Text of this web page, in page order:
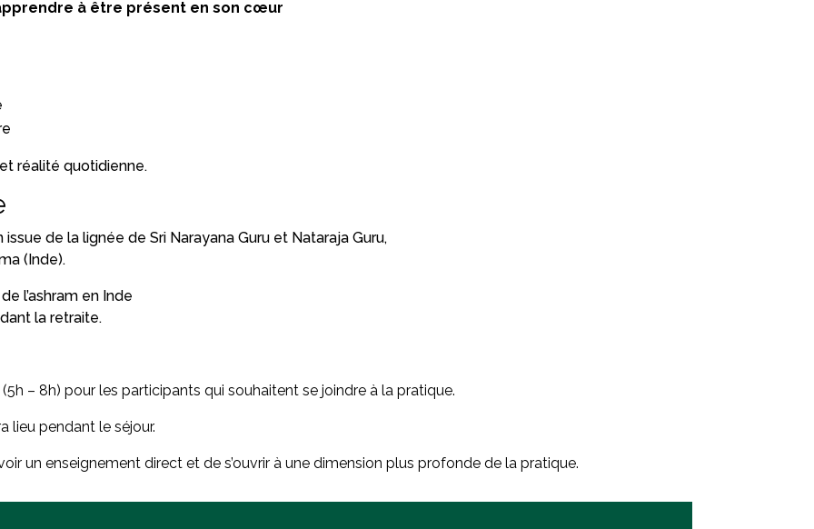
à être présent en son cœur
réalité quotidienne.
de la lignée de Sri Narayana Guru et Nataraja Guru,
(Inde).
l’ashram en Inde
la retraite.
– 8h) pour les participants qui souhaitent se joindre à la pratique.
lieu pendant le séjour.
un enseignement direct et de s’ouvrir à une dimension plus profonde de la pratique.